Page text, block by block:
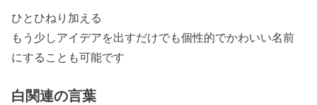
ひとひねり加える
もう少しアイデアを出すだけでも個性的でかわいい名前
にすることも可能です
白関連の言葉